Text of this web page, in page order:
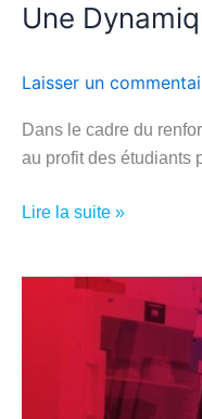
Une
Laisser un
Dans le cadre du
au profit des étudiants
Lire la suite »
LANCEMENT